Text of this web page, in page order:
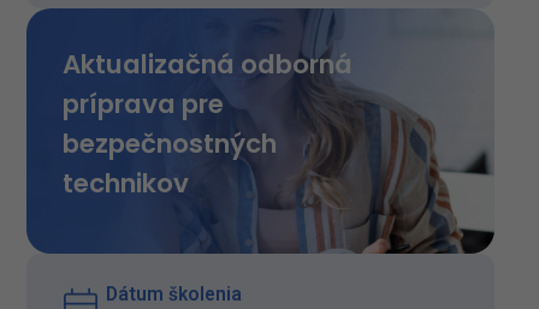
Aktualizačná odborná
príprava pre
bezpečnostných
technikov
Dátum školenia